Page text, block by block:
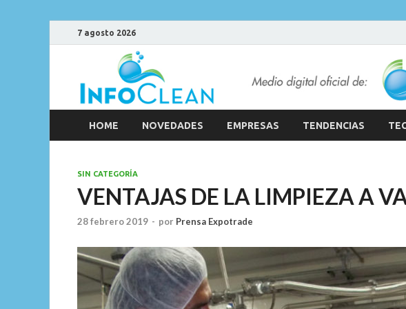
7 agosto 2026
HOME NOVEDADES EMPRESAS TENDENCIAS
SIN CATEGORÍA
VENTAJAS DE LA LIMPIEZA A
28 febrero 2019 - por Prensa Expotrade